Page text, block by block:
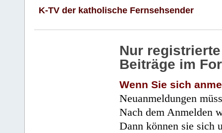
K-TV der katholische Fernsehsender
Nur
Beiträge im
Wenn Sie sich
Neuanmeldungen
Nach dem Anmelden
Dann können sie sich